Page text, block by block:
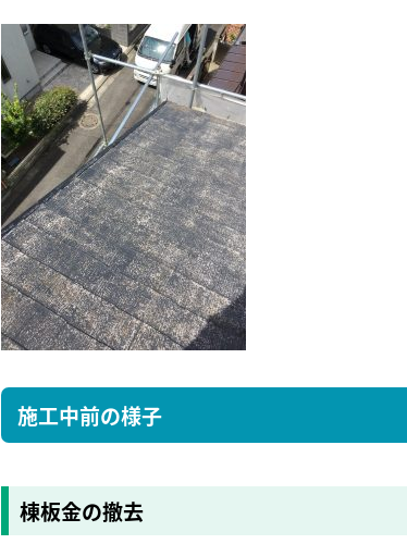
施工中前の様子
棟板金の撤去